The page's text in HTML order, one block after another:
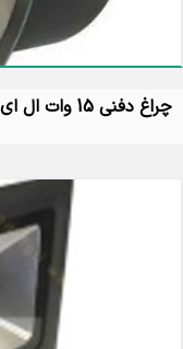
چراغ دفنی 15 وات ال ای دی